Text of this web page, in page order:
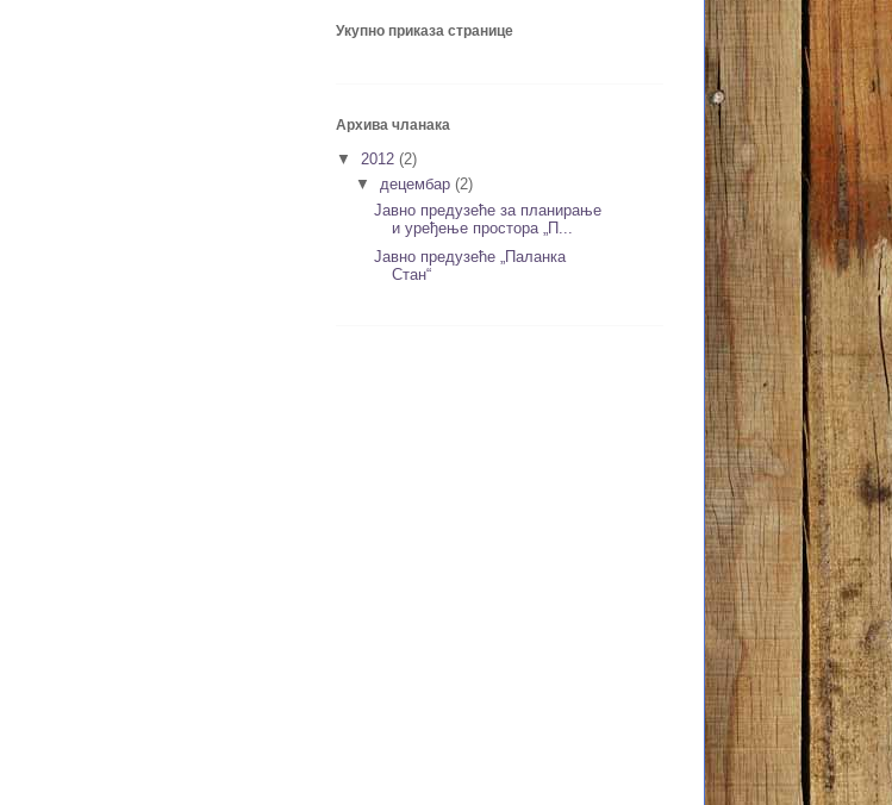
Укупно приказа странице
Архива чланака
▼ 2012 (2)
▼ децембар (2)
Јавно предузеће за планирање
и уређење простора „П...
Јавно предузеће „Паланка
Стан“